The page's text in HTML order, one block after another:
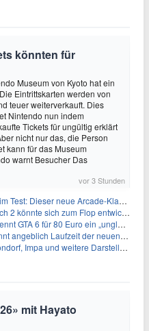
könnten für
Museum von Kyoto hat ein
Eintrittskarten werden von
teuer weiterverkauft. Dies
Nintendo nun indem
Tickets für ungültig erklärt
nicht nur das, die Person
kann für das Museum
warnt Besucher Das
vor 3 Stunden
neue Arcade-Klassiker verzeiht dir gar nichts
2 könnte sich zum Flop entwickeln
für 80 Euro ein „unglaubliches Schnäppchen“
Laufzeit der neuen Gameplay-Präsentation
und weitere Darsteller sollen feststehen
mit Hayato